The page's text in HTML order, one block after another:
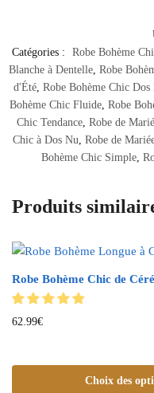
Catégories :
Robe Bohème
Blanche à Dentelle Robe
d'Été, Robe Bohème Chic Dos
Bohème Chic Fluide, Robe
Chic Tendance, Robe de
Chic à Dos Nu Robe de
Bohème Chic Simple
Produits
Robe Bohème Chic de
62.99€
Choix des